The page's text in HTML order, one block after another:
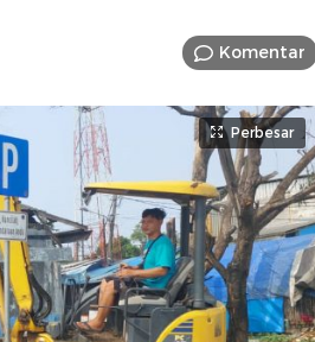
Komentar
Perbesar